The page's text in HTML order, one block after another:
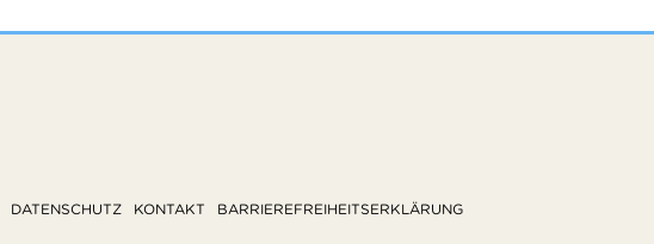
DATENSCHUTZ KONTAKT BARRIEREFREIHEITSERKLÄRUNG